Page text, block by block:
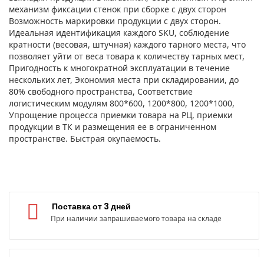
механизм фиксации стенок при сборке с двух сторон
Возможность маркировки продукции с двух сторон.
Идеальная идентификация каждого SKU, соблюдение
кратности (весовая, штучная) каждого тарного места, что
позволяет уйти от веса товара к количеству тарных мест,
Пригодность к многократной эксплуатации в течение
нескольких лет, Экономия места при складировании, до
80% свободного пространства, Соответствие
логистическим модулям 800*600, 1200*800, 1200*1000,
Упрощение процесса приемки товара на РЦ, приемки
продукции в ТК и размещения ее в ограниченном
пространстве. Быстрая окупаемость.
Поставка от 3 дней
При наличии запрашиваемого товара на складе